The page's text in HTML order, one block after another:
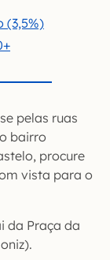
(3,5%)
pelas ruas
bairro
procure
vista para o
da Praça da